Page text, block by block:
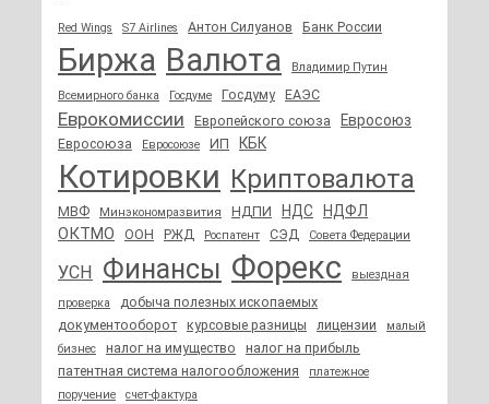
Red Wings S7 Airlines Антон Силуанов Банк России
Биржа Валюта
Владимир Путин
Всемирного банка
Госдуме Госдуму ЕАЭС
Еврокомиссии Европейского союза Евросоюз
Евросоюза Евросоюзе ИП КБК
Котировки Криптовалюта
МВФ Минэкономразвития НДПИ НДС НДФЛ
ОКТМО ООН РЖД Роспатент СЭД Совета Федерации
УСН Финансы Форекс
выездная
проверка
добыча полезных ископаемых
документооборот курсовые разницы лицензии
малый
бизнес
налог на имущество
налог на прибыль
патентная система налогообложения
платежное
поручение
счет-фактура